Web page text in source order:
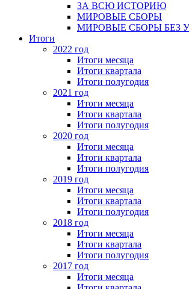
ЗА ВСЮ ИСТОРИЮ
МИРОВЫЕ СБОРЫ
МИРОВЫЕ СБОРЫ БЕЗ
Итоги
2022 год
Итоги месяца
Итоги квартала
Итоги полугодия
2021 год
Итоги месяца
Итоги квартала
Итоги полугодия
2020 год
Итоги месяца
Итоги квартала
Итоги полугодия
2019 год
Итоги месяца
Итоги квартала
Итоги полугодия
2018 год
Итоги месяца
Итоги квартала
Итоги полугодия
2017 год
Итоги месяца